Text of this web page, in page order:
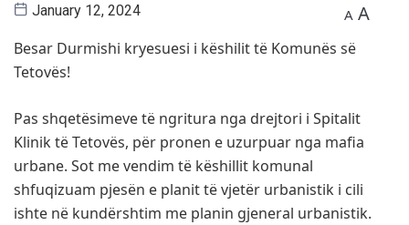
January 12, 2024 A A
Besar Durmishi kryesuesi i këshilit të Komunës së
Tetovës!
Pas shqetësimeve të ngritura nga drejtori i Spitalit
Klinik të Tetovës, për pronen e uzurpuar nga mafia
urbane. Sot me vendim të këshillit komunal
shfuqizuam pjesën e planit të vjetër urbanistik i cili
ishte në kundërshtim me planin gjeneral urbanistik.